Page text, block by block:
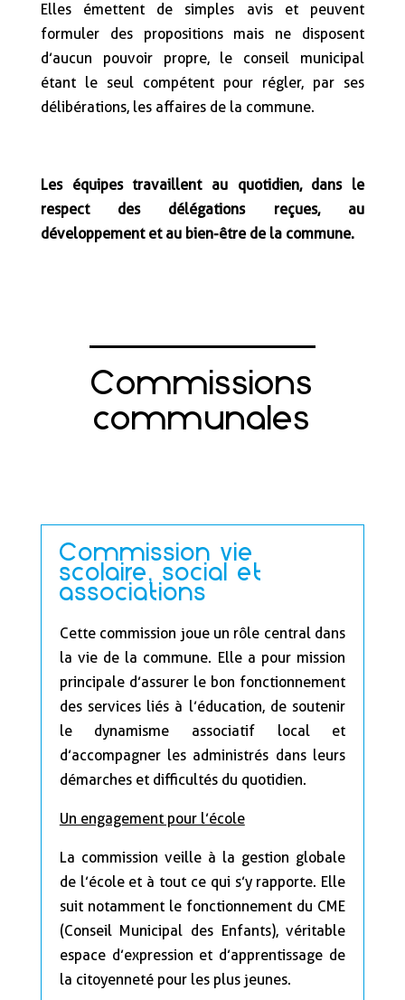
Elles émettent de simples avis et peuvent
formuler des propositions mais ne disposent
d’aucun pouvoir propre, le conseil municipal
étant le seul compétent pour régler, par ses
délibérations, les affaires de la commune.
Les équipes travaillent au quotidien, dans le
respect des délégations reçues, au
développement et au bien-être de la commune.
Commissions
communales
Commission vie
scolaire, social et
associations
Cette commission joue un rôle central dans
la vie de la commune. Elle a pour mission
principale d’assurer le bon fonctionnement
des services liés à l’éducation, de soutenir
le dynamisme associatif local et
d’accompagner les administrés dans leurs
démarches et difficultés du quotidien.
Un engagement pour l’école
La commission veille à la gestion globale
de l’école et à tout ce qui s’y rapporte. Elle
suit notamment le fonctionnement du CME
(Conseil Municipal des Enfants), véritable
espace d’expression et d’apprentissage de
la citoyenneté pour les plus jeunes.